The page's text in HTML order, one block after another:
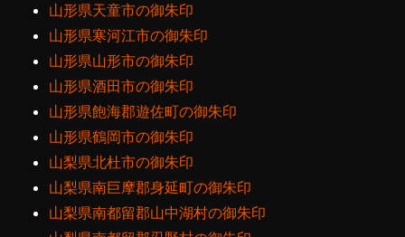
山形県天童市の御朱印
山形県寒河江市の御朱印
山形県山形市の御朱印
山形県酒田市の御朱印
山形県飽海郡遊佐町の御朱印
山形県鶴岡市の御朱印
山梨県北杜市の御朱印
山梨県南巨摩郡身延町の御朱印
山梨県南都留郡山中湖村の御朱印